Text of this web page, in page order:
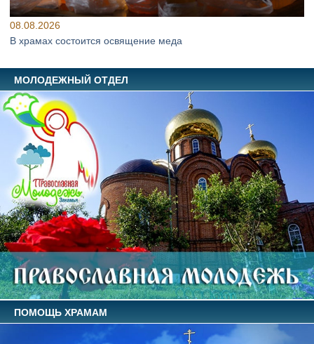
08.08.2026
В храмах состоится освящение меда
МОЛОДЕЖНЫЙ ОТДЕЛ
ПОМОЩЬ ХРАМАМ